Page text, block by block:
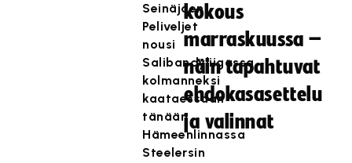
Seinäjoen
Peliveljet
nousi
Salibandyliigassa
kolmanneksi
kaataessaan
tänään
Hämeenlinnassa
Steelersin
kokous
marraskuussa –
näin tapahtuvat
ehdokasasettelu
ja valinnat